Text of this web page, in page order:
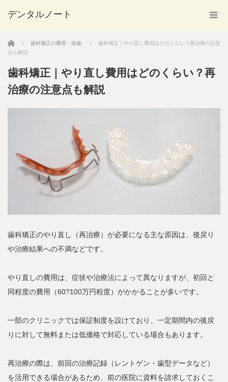
デンタルノート
ホーム 歯科矯正の費用・抜歯
歯科矯正｜やり直し費用はどのくらい？再治療の注意
点も解説
歯科矯正｜やり直し費用はどのくらい？再
治療の注意点も解説
歯科矯正のやり直し（再治療）が必要になる主な原因は、後戻り
や治療結果への不満などです。
やり直しの費用は、症状や治療法によって異なりますが、初回と
同程度の費用（60?100万円程度）がかかることが多いです。
一部のクリニックでは保証制度を設けており、一定期間内の後戻
りに対して無料または低価格で対応している場合もあります。
再治療の際は、前回の治療記録（レントゲン・歯型データなど）
を活用できる場合があるため、前の医院に資料を請求しておくこ